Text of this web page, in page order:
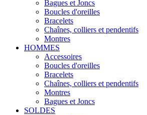
Bagues et Joncs
Boucles d'oreilles
Bracelets
Chaînes, colliers et pendentifs
Montres
HOMMES
Accessoires
Boucles d'oreilles
Bracelets
Chaînes, colliers et pendentifs
Montres
Bagues et Joncs
SOLDES